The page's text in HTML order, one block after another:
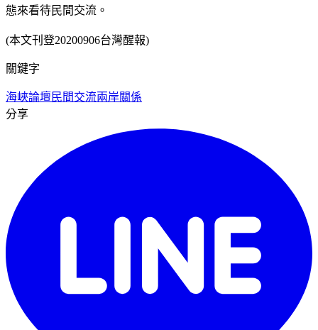
態來看待民間交流。
(本文刊登20200906台灣醒報)
關鍵字
海峽論壇 民間交流兩岸關係
分享